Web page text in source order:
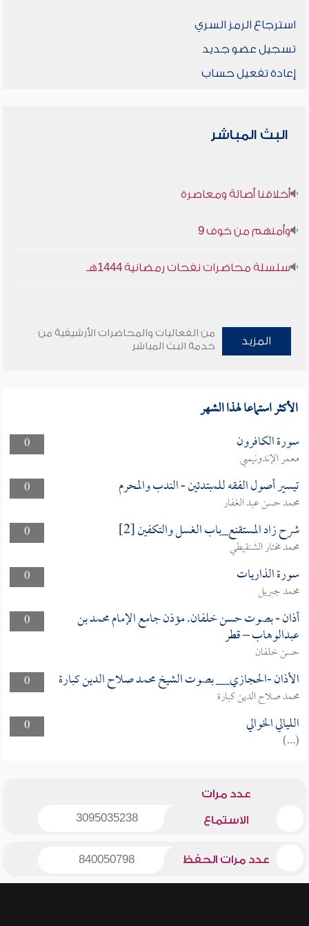
استرجاع الرمز السري
تسجيل عضو جديد
إعادة تفعيل حساب
البث المباشر
أخلاقنا أصالة ومعاصرة
وأمنهم من خوف 9
سلسلة محاضرات نفحات رمضانية 1444هـ
المزيد
من الفعاليات والمحاضرات الأرشيفية من
خدمة البث المباشر
الأكثر استماعا لهذا الشهر
0 سورة الكافرون
معمر الإندونيسي
0
تيسير أصول الفقه للمبتدئين - الندب والمحرم
محمد حسن عبد الغفار
0
شرح زاد المستقنع_باب الغسل والتكفين [2]
محمد مختار الشنقيطي
0
سورة الذاريات
محمد جبريل
0
أذان - بصوت حسن خلفان. مؤذن جامع الإمام محمد بن
عبدالوهاب – قطر
حسن خلفان
0
الأذان -الحجازي__ بصوت الشيخ محمد صلاح الدين كبارة
محمد صلاح الدين كبارة
0
الليالي الخوالي
(...)
عدد مرات
الاستماع 3095035238
عدد مرات الحفظ 840050798